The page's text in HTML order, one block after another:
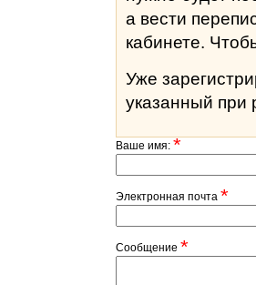
а вести
Уже
указанный при
Ваше имя:*
Электронная почта *
Сообщение *